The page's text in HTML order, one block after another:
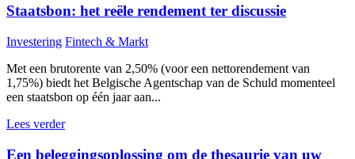
Staatsbon: het reële rendement ter discussie
Investering Fintech & Markt
Met een brutorente van 2,50% (voor een nettorendement van
1,75%) biedt het Belgische Agentschap van de Schuld momenteel
een staatsbon op één jaar aan...
Lees verder
Een beleggingsoplossing om de thesaurie van uw